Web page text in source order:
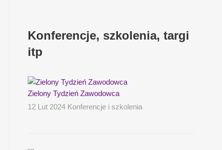
Konferencje, szkolenia, targi
itp
Zielony Tydzień Zawodowca
12 Lut 2024 Konferencje i szkolenia